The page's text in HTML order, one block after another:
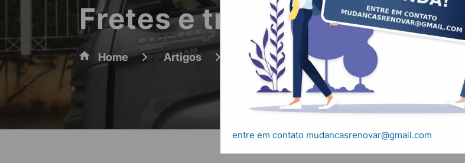
Fretes e transportes em
Home Artigos Fretes e transportes em Embu das Artes
entre em contato mudancasrenovar@gmail.com